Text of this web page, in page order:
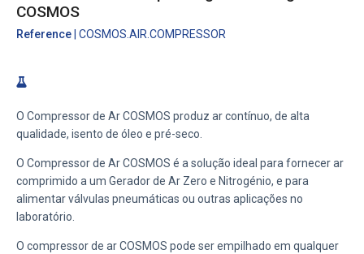
COSMOS
Reference | COSMOS.AIR.COMPRESSOR
O Compressor de Ar COSMOS produz ar contínuo, de alta
qualidade, isento de óleo e pré-seco.
O Compressor de Ar COSMOS é a solução ideal para fornecer ar
comprimido a um Gerador de Ar Zero e Nitrogénio, e para
alimentar válvulas pneumáticas ou outras aplicações no
laboratório.
O compressor de ar COSMOS pode ser empilhado em qualquer